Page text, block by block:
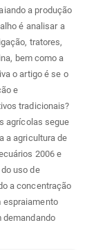
a produção
é analisar a
tratores,
bem como a
o artigo é se o
e
tradicionais?
agrícolas segue
a agricultura de
2006 e
uso de
a concentração
espraiamento
demandando